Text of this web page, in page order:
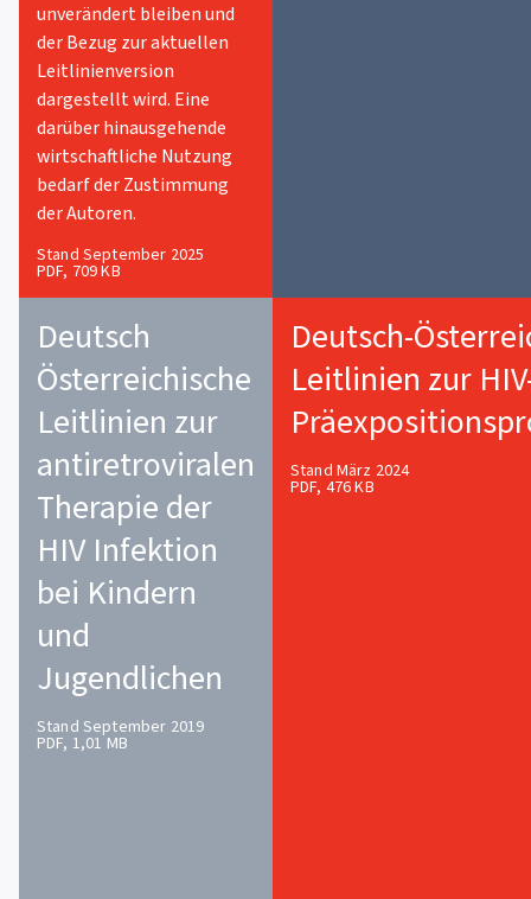
unverändert bleiben und
der Bezug zur aktuellen
Leitlinienversion
dargestellt wird. Eine
darüber hinausgehende
wirtschaftliche Nutzung
bedarf der Zustimmung
der Autoren.
Stand September 2025
PDF, 709 KB
Deutsch
Österreichische
Leitlinien zur
antiretroviralen
Therapie der
HIV Infektion
bei Kindern
und
Jugendlichen
Stand September 2019
PDF, 1,01 MB
Deutsch-
Leitlinien zur
Stand März 2024
PDF, 476 KB